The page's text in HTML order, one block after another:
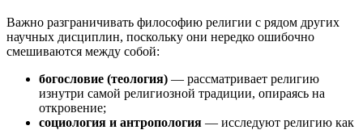
Важно разграничивать философию религии с рядом других
научных дисциплин, поскольку они нередко ошибочно
смешиваются между собой:
богословие (теология) — рассматривает религию
изнутри самой религиозной традиции, опираясь на
откровение;
социология и антропология — исследуют религию как